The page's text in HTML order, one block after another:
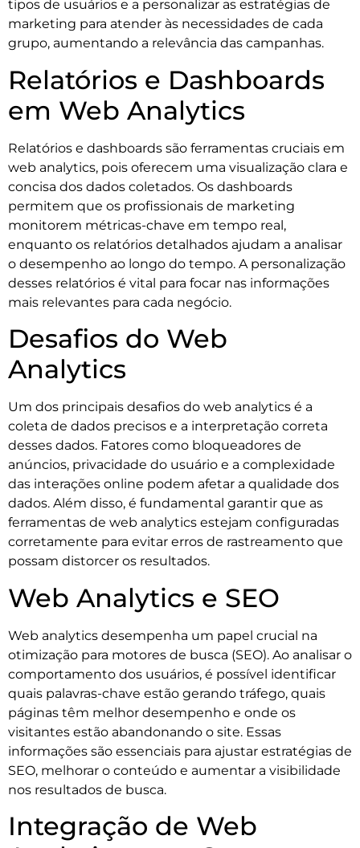
tipos de usuários e a personalizar as estratégias de
marketing para atender às necessidades de cada
grupo, aumentando a relevância das campanhas.
Relatórios e Dashboards
em Web Analytics
Relatórios e dashboards são ferramentas cruciais em
web analytics, pois oferecem uma visualização clara e
concisa dos dados coletados. Os dashboards
permitem que os profissionais de marketing
monitorem métricas-chave em tempo real,
enquanto os relatórios detalhados ajudam a analisar
o desempenho ao longo do tempo. A personalização
desses relatórios é vital para focar nas informações
mais relevantes para cada negócio.
Desafios do Web
Analytics
Um dos principais desafios do web analytics é a
coleta de dados precisos e a interpretação correta
desses dados. Fatores como bloqueadores de
anúncios, privacidade do usuário e a complexidade
das interações online podem afetar a qualidade dos
dados. Além disso, é fundamental garantir que as
ferramentas de web analytics estejam configuradas
corretamente para evitar erros de rastreamento que
possam distorcer os resultados.
Web Analytics e SEO
Web analytics desempenha um papel crucial na
otimização para motores de busca (SEO). Ao analisar o
comportamento dos usuários, é possível identificar
quais palavras-chave estão gerando tráfego, quais
páginas têm melhor desempenho e onde os
visitantes estão abandonando o site. Essas
informações são essenciais para ajustar estratégias de
SEO, melhorar o conteúdo e aumentar a visibilidade
nos resultados de busca.
Integração de Web